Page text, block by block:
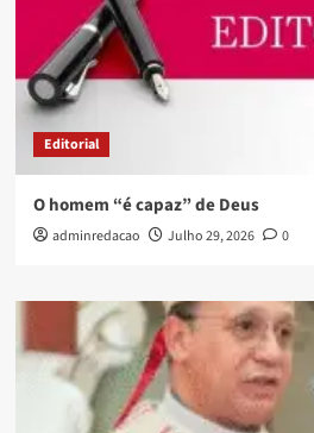
Editorial
O homem “é capaz” de Deus
adminredacao Julho 29, 2026 0